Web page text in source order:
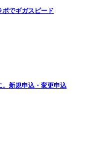
でギガスピード
新規申込・変更申込